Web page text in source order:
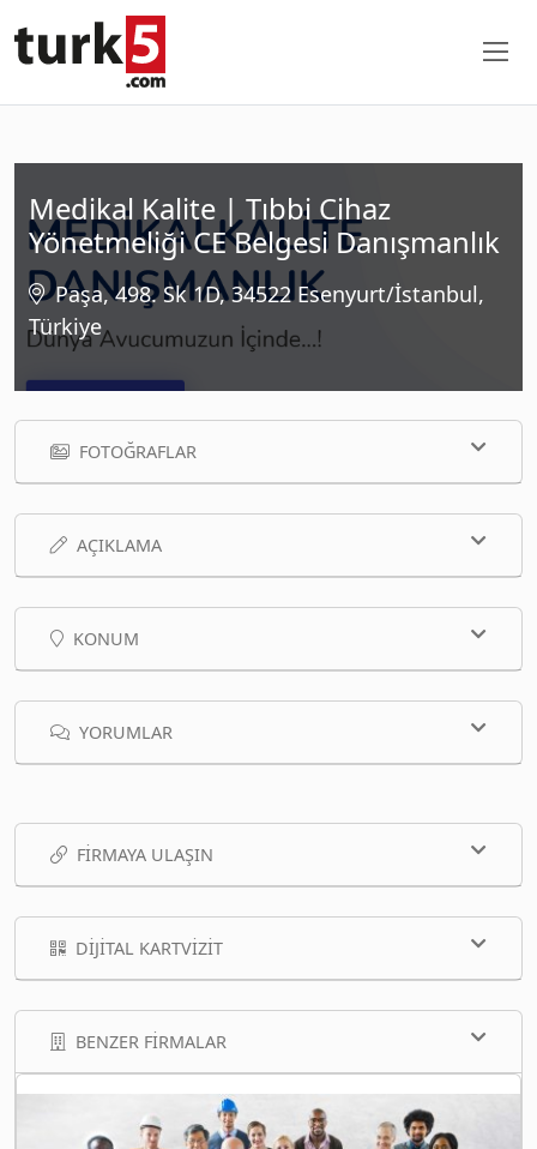
Medikal Kalite | Tıbbi Cihaz
Yönetmeliği CE Belgesi Danışmanlık
Paşa, 498. Sk 1D, 34522 Esenyurt/İstanbul,
Türkiye
FOTOĞRAFLAR
AÇIKLAMA
KONUM
YORUMLAR
FIRMAYA ULAŞIN
DIJITAL KARTVIZIT
BENZER FIRMALAR